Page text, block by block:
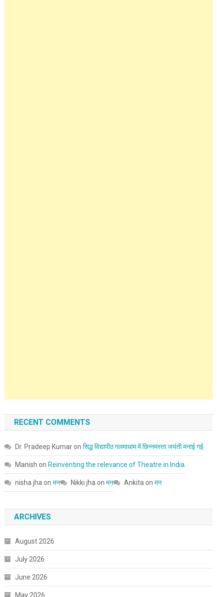
RECENT COMMENTS
Dr. Pradeep Kumaron सिद्ध विद्यापीठ गलमाधाम में छिन्नमस्ता जयंती मनाई गई
Manish on Reinventing the relevance of Theatre in India.
nisha jha on मन Nikki jha on मन Ankita on मन
ARCHIVES
August 2026
July 2026
June 2026
May 2026